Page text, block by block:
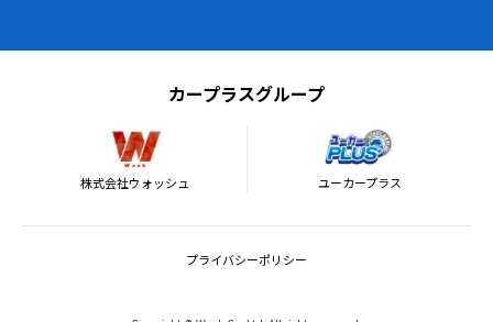
カープラスグループ
株式会社ウォッシュ ユーカープラス
プライバシーポリシー